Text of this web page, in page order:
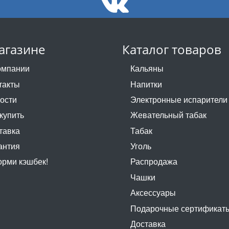
кэшбек!
Каталог товаров
Кальяны
Напитки
Электронные испарители
Жевательный табак
Табак
Уголь
Распродажа
Чашки
Аксессуары
Подарочные
Доставка